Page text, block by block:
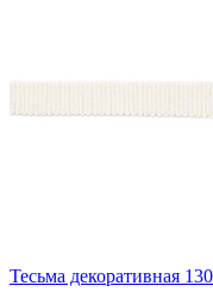
Тесьма декоративная